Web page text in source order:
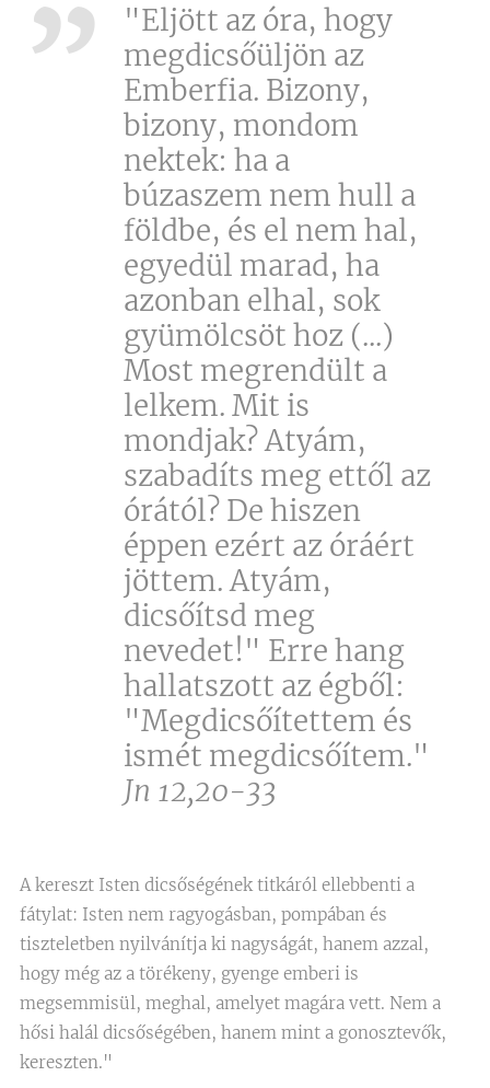
"Eljött az óra, hogy
megdicsőüljön az
Emberfia. Bizony,
bizony, mondom
nektek: ha a
búzaszem nem hull a
földbe, és el nem hal,
egyedül marad, ha
azonban elhal, sok
gyümölcsöt hoz (...)
Most megrendült a
lelkem. Mit is
mondjak? Atyám,
szabadíts meg ettől az
órától? De hiszen
éppen ezért az óráért
jöttem. Atyám,
dicsőítsd meg
nevedet!" Erre hang
hallatszott az égből:
"Megdicsőítettem és
ismét megdicsőítem."
Jn 12,20-33
A kereszt Isten dicsőségének titkáról ellebbenti a
fátylat: Isten nem ragyogásban, pompában és
tiszteletben nyilvánítja ki nagyságát, hanem azzal,
hogy még az a törékeny, gyenge emberi is
megsemmisül, meghal, amelyet magára vett. Nem a
hősi halál dicsőségében, hanem mint a gonosztevők,
kereszten."